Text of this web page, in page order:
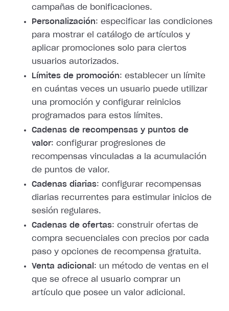
campañas de bonificaciones.
Personalización: especificar las condiciones
para mostrar el catálogo de artículos y
aplicar promociones solo para ciertos
usuarios autorizados.
Límites de promoción: establecer un límite
en cuántas veces un usuario puede utilizar
una promoción y configurar reinicios
programados para estos límites.
Cadenas de recompensas y puntos de
valor: configurar progresiones de
recompensas vinculadas a la acumulación
de puntos de valor.
Cadenas diarias: configurar recompensas
diarias recurrentes para estimular inicios de
sesión regulares.
Cadenas de ofertas: construir ofertas de
compra secuenciales con precios por cada
paso y opciones de recompensa gratuita.
Venta adicional : un método de ventas en el
que se ofrece al usuario comprar un
artículo que posee un valor adicional.